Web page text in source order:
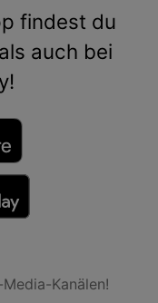
findest du
auch bei
Kanälen!